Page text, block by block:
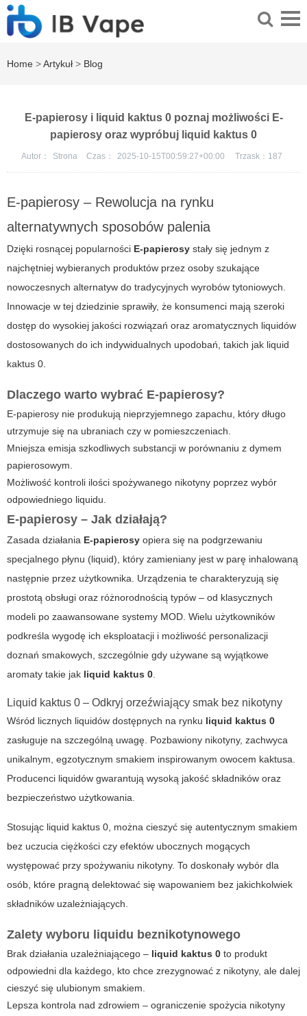
Home >Artykuł > Blog
E-papierosy i liquid kaktus 0 poznaj możliwości E-
papierosy oraz wypróbuj liquid kaktus 0
Autor： Strona Czas： 2025-10-15T00:59:27+00:00 Trzask： 187
E-papierosy – Rewolucja na rynku
alternatywnych sposobów palenia
Dzięki rosnącej popularności E-papierosy stały się jednym z
najchętniej wybieranych produktów przez osoby szukające
nowoczesnych alternatyw do tradycyjnych wyrobów tytoniowych.
Innowacje w tej dziedzinie sprawiły, że konsumenci mają szeroki
dostęp do wysokiej jakości rozwiązań oraz aromatycznych liquidów
dostosowanych do ich indywidualnych upodobań, takich jak liquid
kaktus 0.
Dlaczego warto wybrać E-papierosy?
E-papierosy nie produkują nieprzyjemnego zapachu, który długo
utrzymuje się na ubraniach czy w pomieszczeniach.
Mniejsza emisja szkodliwych substancji w porównaniu z dymem
papierosowym.
Możliwość kontroli ilości spożywanego nikotyny poprzez wybór
odpowiedniego liquidu.
E-papierosy – Jak działają?
Zasada działania E-papierosy opiera się na podgrzewaniu
specjalnego płynu (liquid), który zamieniany jest w parę inhalowaną
następnie przez użytkownika. Urządzenia te charakteryzują się
prostotą obsługi oraz różnorodnością typów – od klasycznych
modeli po zaawansowane systemy MOD. Wielu użytkowników
podkreśla wygodę ich eksploatacji i możliwość personalizacji
doznań smakowych, szczególnie gdy używane są wyjątkowe
aromaty takie jak liquid kaktus 0.
Liquid kaktus 0 – Odkryj orzeźwiający smak bez nikotyny
Wśród licznych liquidów dostępnych na rynku liquid kaktus 0
zasługuje na szczególną uwagę. Pozbawiony nikotyny, zachwyca
unikalnym, egzotycznym smakiem inspirowanym owocem kaktusa.
Producenci liquidów gwarantują wysoką jakość składników oraz
bezpieczeństwo użytkowania.
Stosując liquid kaktus 0, można cieszyć się autentycznym smakiem
bez uczucia ciężkości czy efektów ubocznych mogących
występować przy spożywaniu nikotyny. To doskonały wybór dla
osób, które pragną delektować się wapowaniem bez jakichkolwiek
składników uzależniających.
Zalety wyboru liquidu beznikotynowego
Brak działania uzależniającego – liquid kaktus 0 to produkt
odpowiedni dla każdego, kto chce zrezygnować z nikotyny, ale dalej
cieszyć się ulubionym smakiem.
Lepsza kontrola nad zdrowiem – ograniczenie spożycia nikotyny